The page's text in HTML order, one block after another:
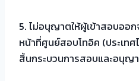
5. ไม่อนุญาตให้ผู้เข้าสอบออ
หน้าที่ศูนย์สอบโทอิค (ประเท
สิ้นกระบวนการสอบและอนุญ